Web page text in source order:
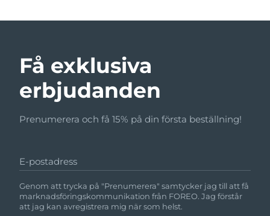
Få exklusiva
erbjudanden
Prenumerera och få 15% på din första beställning!
E-postadress
Genom att trycka på "Prenumerera" samtycker jag till att få
marknadsföringskommunikation från FOREO. Jag förstår
att jag kan avregistrera mig när som helst.